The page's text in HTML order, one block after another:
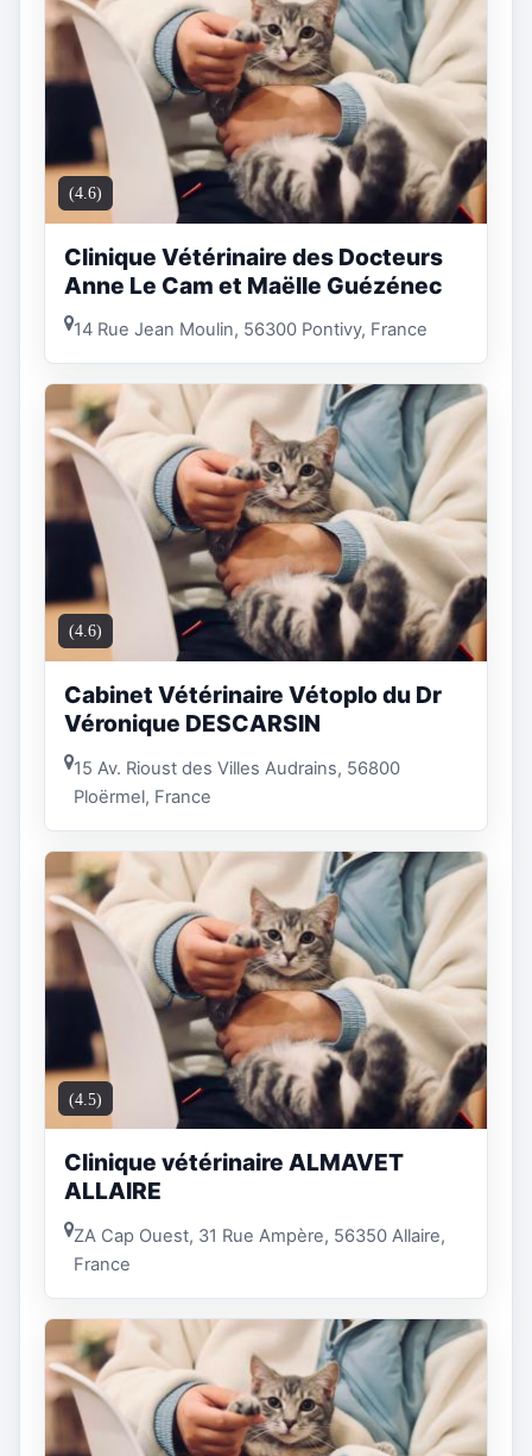
(4.6)
Clinique Vétérinaire des Docteurs
Anne Le Cam et Maëlle Guézénec
14 Rue Jean Moulin, 56300 Pontivy, France
(4.6)
Cabinet Vétérinaire Vétoplo du Dr
Véronique DESCARSIN
15 Av. Rioust des Villes Audrains, 56800
Ploërmel, France
(4.5)
Clinique vétérinaire ALMAVET
ALLAIRE
ZA Cap Ouest, 31 Rue Ampère, 56350 Allaire,
France